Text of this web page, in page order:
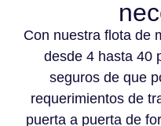
Con nuestra flota de
desde 4 hasta 40
seguros de que
requerimientos de
puerta a puerta de